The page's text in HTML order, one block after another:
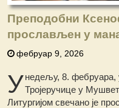
Преподобни
прослављен у
фебруар 9, 2026
Унедељу, 8. фебруара,
Тројеручице у
Литургијом свечано је